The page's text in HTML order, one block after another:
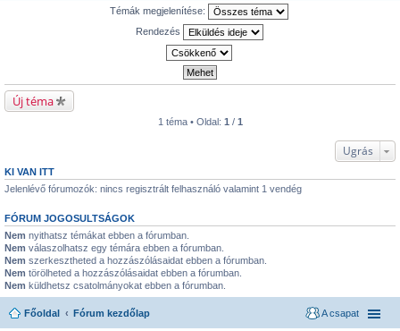
Témák megjelenítése:
Rendezés
Új téma
1 téma • Oldal: 1 / 1
Ugrás
KI VAN ITT
Jelenlévő fórumozók: nincs regisztrált felhasználó valamint 1 vendég
FÓRUM JOGOSULTSÁGOK
Nem nyithatsz témákat ebben a fórumban.
Nem válaszolhatsz egy témára ebben a fórumban.
Nem szerkesztheted a hozzászólásaidat ebben a fórumban.
Nem törölheted a hozzászólásaidat ebben a fórumban.
Nem küldhetsz csatolmányokat ebben a fórumban.
Főoldal Fórum kezdőlap A csapat